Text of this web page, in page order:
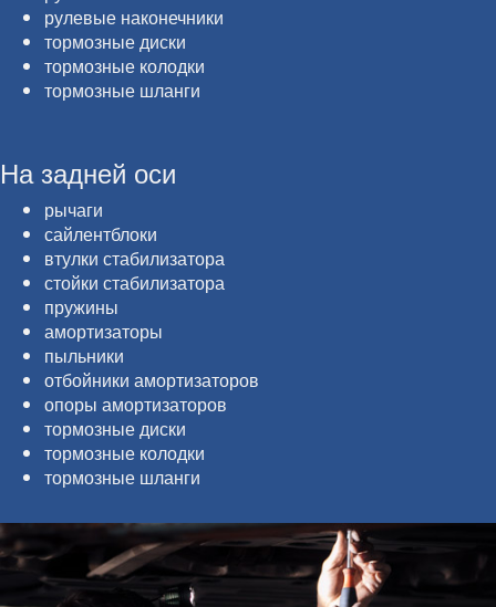
рулевые наконечники
тормозные диски
тормозные колодки
тормозные шланги
На задней оси
рычаги
сайлентблоки
втулки стабилизатора
стойки стабилизатора
пружины
амортизаторы
пыльники
отбойники амортизаторов
опоры амортизаторов
тормозные диски
тормозные колодки
тормозные шланги